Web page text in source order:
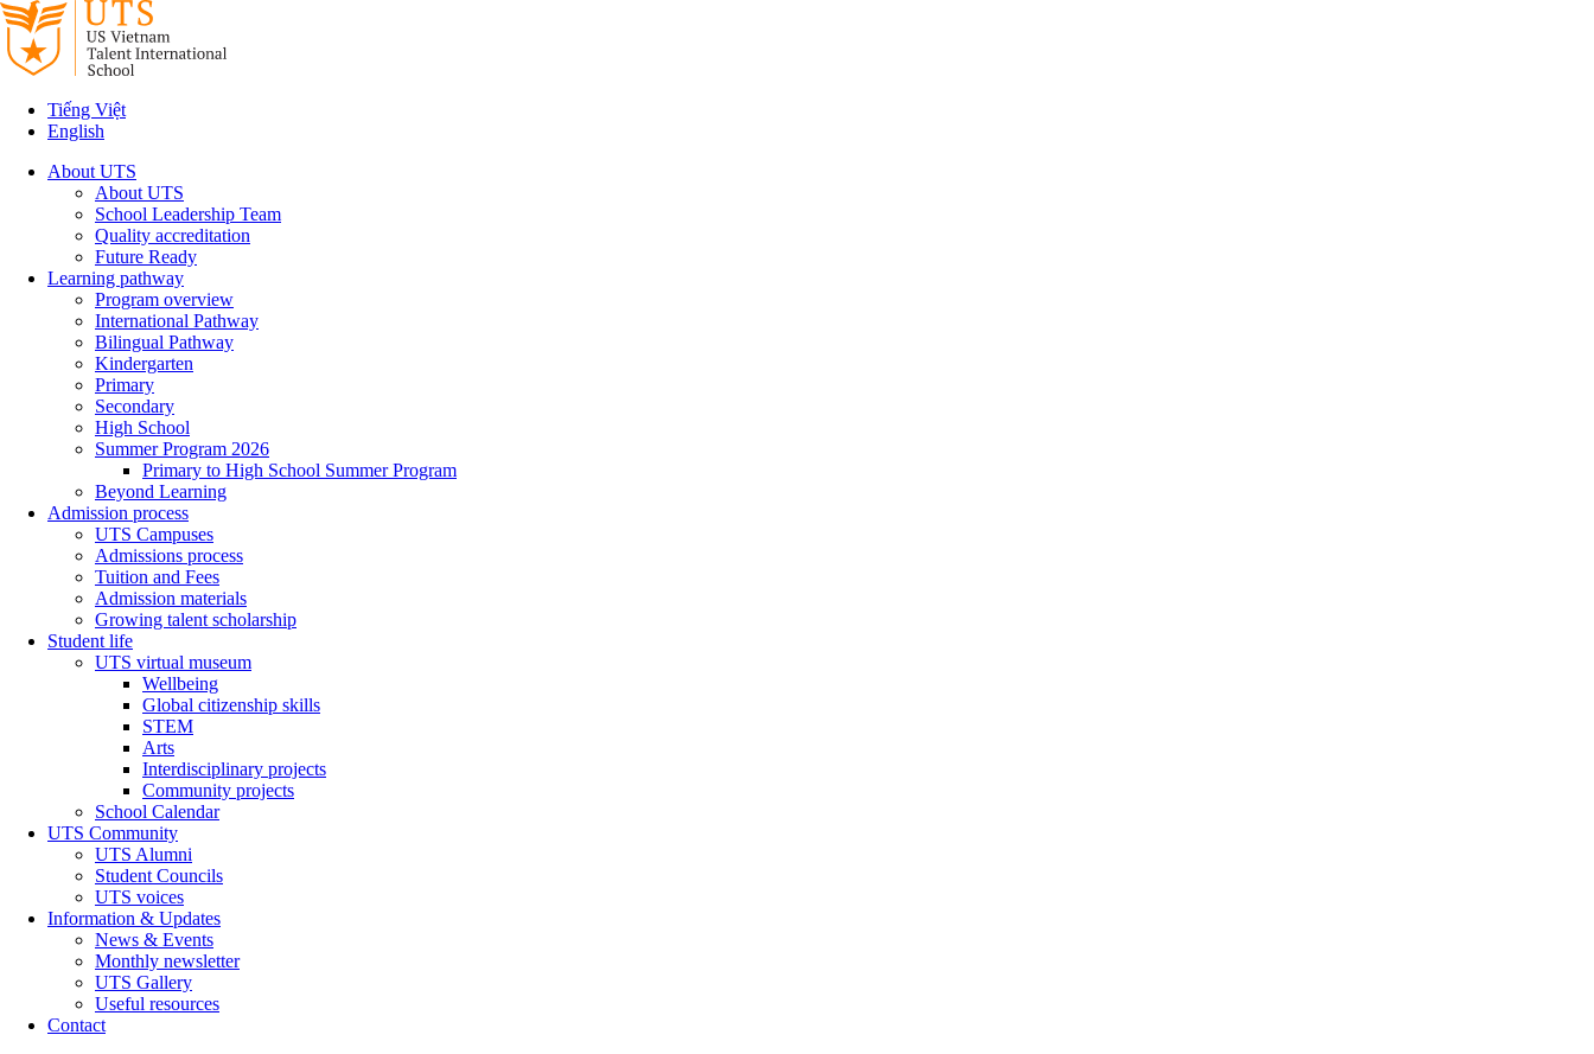
Tiếng Việt
English
About UTS
About UTS
School Leadership Team
Quality accreditation
Future Ready
Learning pathway
Program overview
International Pathway
Bilingual Pathway
Kindergarten
Primary
Secondary
High School
Summer Program 2026
Primary to High School Summer Program
Beyond Learning
Admission process
UTS Campuses
Admissions process
Tuition and Fees
Admission materials
Growing talent scholarship
Student life
UTS virtual museum
Wellbeing
Global citizenship skills
STEM
Arts
Interdisciplinary projects
Community projects
School Calendar
UTS Community
UTS Alumni
Student Councils
UTS voices
Information & Updates
News & Events
Monthly newsletter
UTS Gallery
Useful resources
Contact